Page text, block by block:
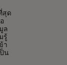
สุด
ล
รู้
า
น